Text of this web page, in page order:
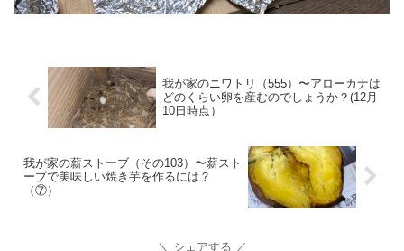
我が家のニワトリ（555）〜アローカナは
どのくらい卵を産むのでしょうか？(12月
10日時点）
我が家の薪ストーブ（その103）〜薪スト
ーブで美味しい焼き芋を作るには？
（⑦）
シェアする